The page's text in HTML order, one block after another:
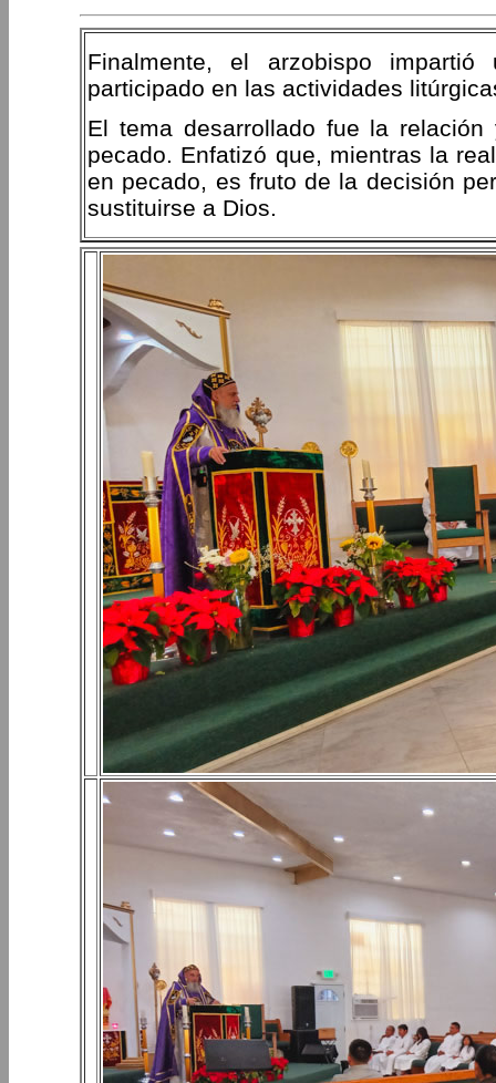
Finalmente, el arzobispo
participado en las actividades
El tema desarrollado fue la
pecado. Enfatizó que, mientras la
en pecado, es fruto de la decisión
sustituirse a Dios.